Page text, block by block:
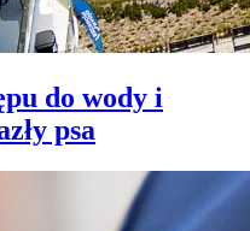
do wody i
psa